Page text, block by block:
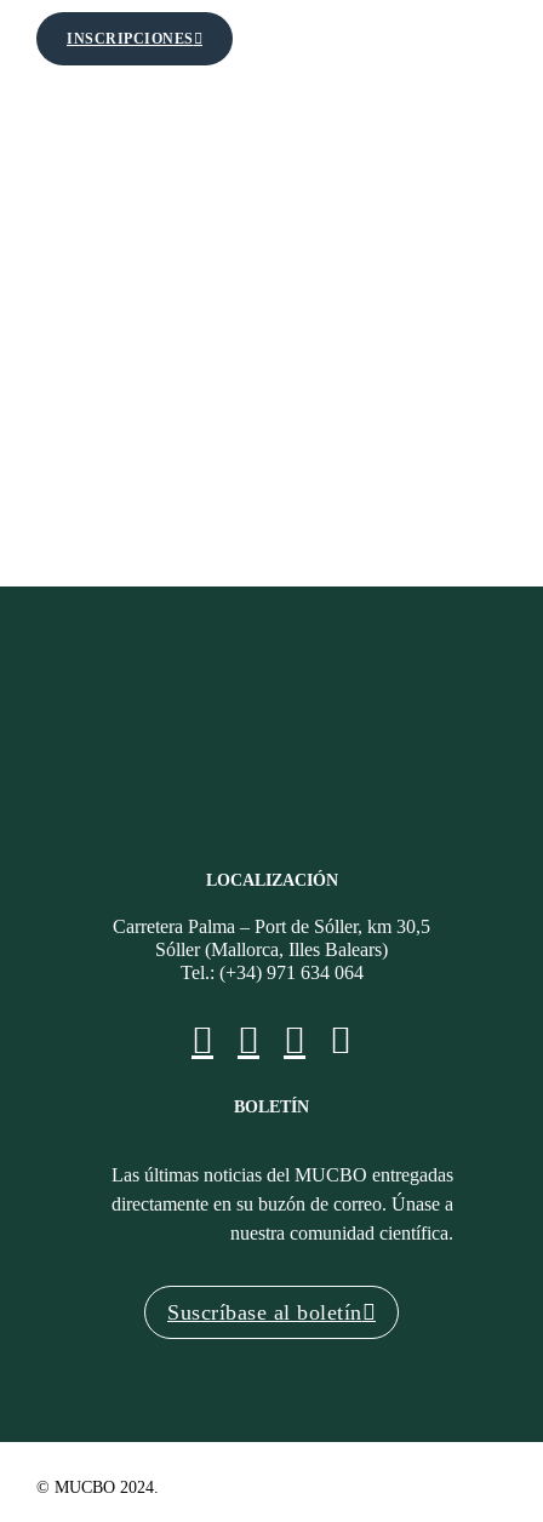
INSCRIPCIONES
LOCALIZACIÓN
Carretera Palma – Port de Sóller, km 30,5
Sóller (Mallorca, Illes Balears)
Tel.: (+34) 971 634 064
BOLETÍN
Las últimas noticias del MUCBO entregadas
directamente en su buzón de correo. Únase a
nuestra comunidad científica.
Suscríbase al boletín
© MUCBO 2024.